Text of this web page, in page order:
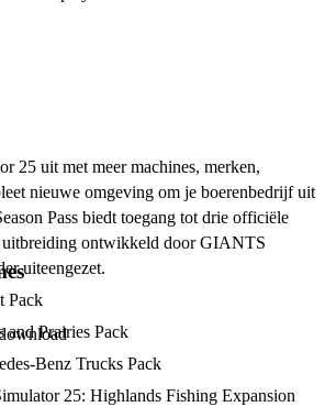
25 uit met meer machines, merken,
nieuwe omgeving om je boerenbedrijf uit
Pass biedt toegang tot drie officiële
uitbreiding ontwikkeld door GIANTS
uiteengezet.
Pack
and Prairies Pack
Benz Trucks Pack
25: Highlands Fishing Expansion